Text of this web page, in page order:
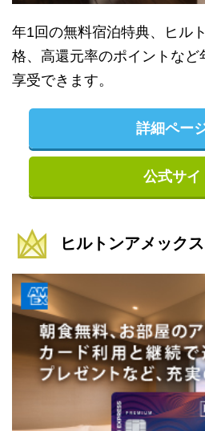
年1回の無料宿泊特典、ヒル
格、高還元率のポイントなど
享受できます。
詳細ペー
公式サイ
ヒルトンアメック